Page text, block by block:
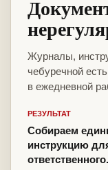
Журналы,
чебуречной
в ежедневной
РЕЗУЛЬТАТ
Собираем
инструкцию
ответственного.